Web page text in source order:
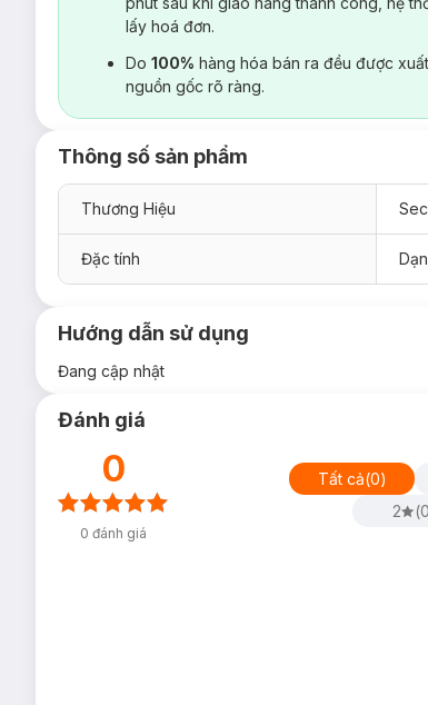
lấy hoá đơn.
Do 100% hàng hóa bán ra đều được
nguồn gốc rõ ràng.
Thông số sản phẩm
Thương Hiệu
Đặc tính
Hướng dẫn sử dụng
Đang cập nhật
Đánh giá
0
0 đánh giá
Tất cả(0)
2
(0